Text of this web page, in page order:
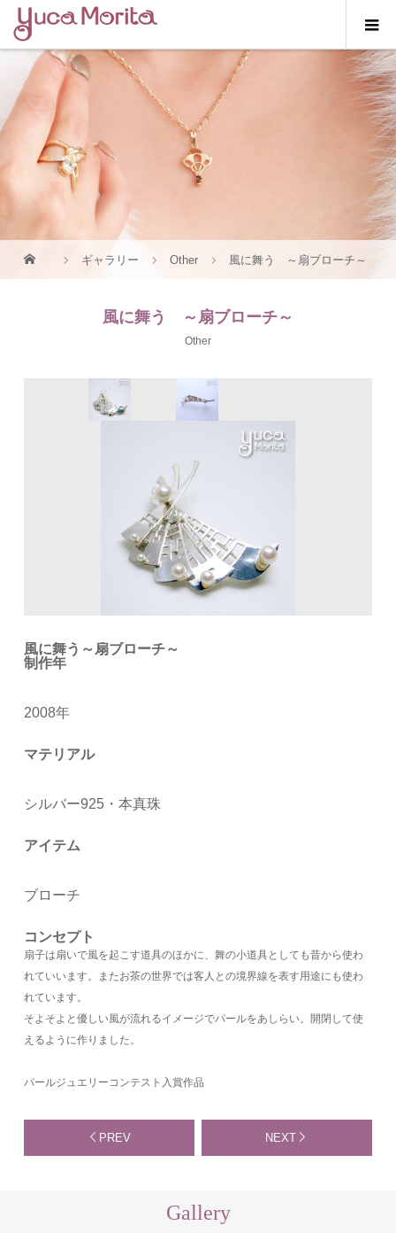
ギャラリー Other 風に舞う ～扇ブローチ～
風に舞う ～扇ブローチ～
Other
風に舞う～扇ブローチ～
制作年
2008年
マテリアル
シルバー925・本真珠
アイテム
ブローチ
コンセプト
扇子は扇いで風を起こす道具のほかに、舞の小道具としても昔から使わ
れていいます。またお茶の世界では客人との境界線を表す用途にも使わ
れています。
そよそよと優しい風が流れるイメージでパールをあしらい。開閉して使
えるように作りました。
パールジュエリーコンテスト入賞作品
PREV NEXT
Gallery